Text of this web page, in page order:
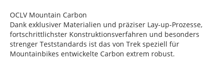
OCLV Mountain Carbon
Dank exklusiver Materialien und präziser Lay-up-Prozesse,
fortschrittlichster Konstruktionsverfahren und besonders
strenger Teststandards ist das von Trek speziell für
Mountainbikes entwickelte Carbon extrem robust.